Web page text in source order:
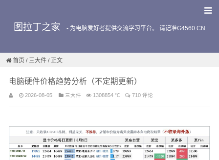
图拉丁之家 - 为电脑爱好者提供交流学习平台。 请记准G4560.CN
首页 /三大件 / 正文
电脑硬件价格趋势分析（不定期更新）
2026-08-05 三大件 1308854 ℃ 710 评论